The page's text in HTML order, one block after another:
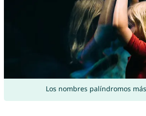
Los nombres palíndromos